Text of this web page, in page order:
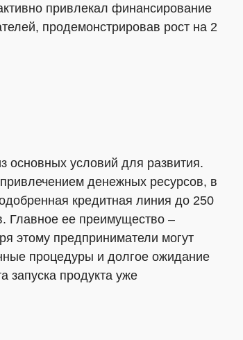
привлекал финансирование
продемонстрировав рост на 2
основных условий для развития.
денежных ресурсов, в
кредитная линия до 250
Главное ее преимущество –
этому предприниматели могут
процедуры и долгое ожидание
запуска продукта уже